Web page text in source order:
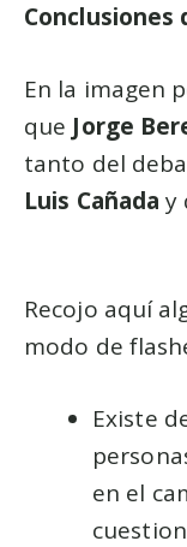
Conclusiones
En la imagen
que Jorge
tanto del
Luis Cañada y
Recojo aquí
modo de
Existe
en el